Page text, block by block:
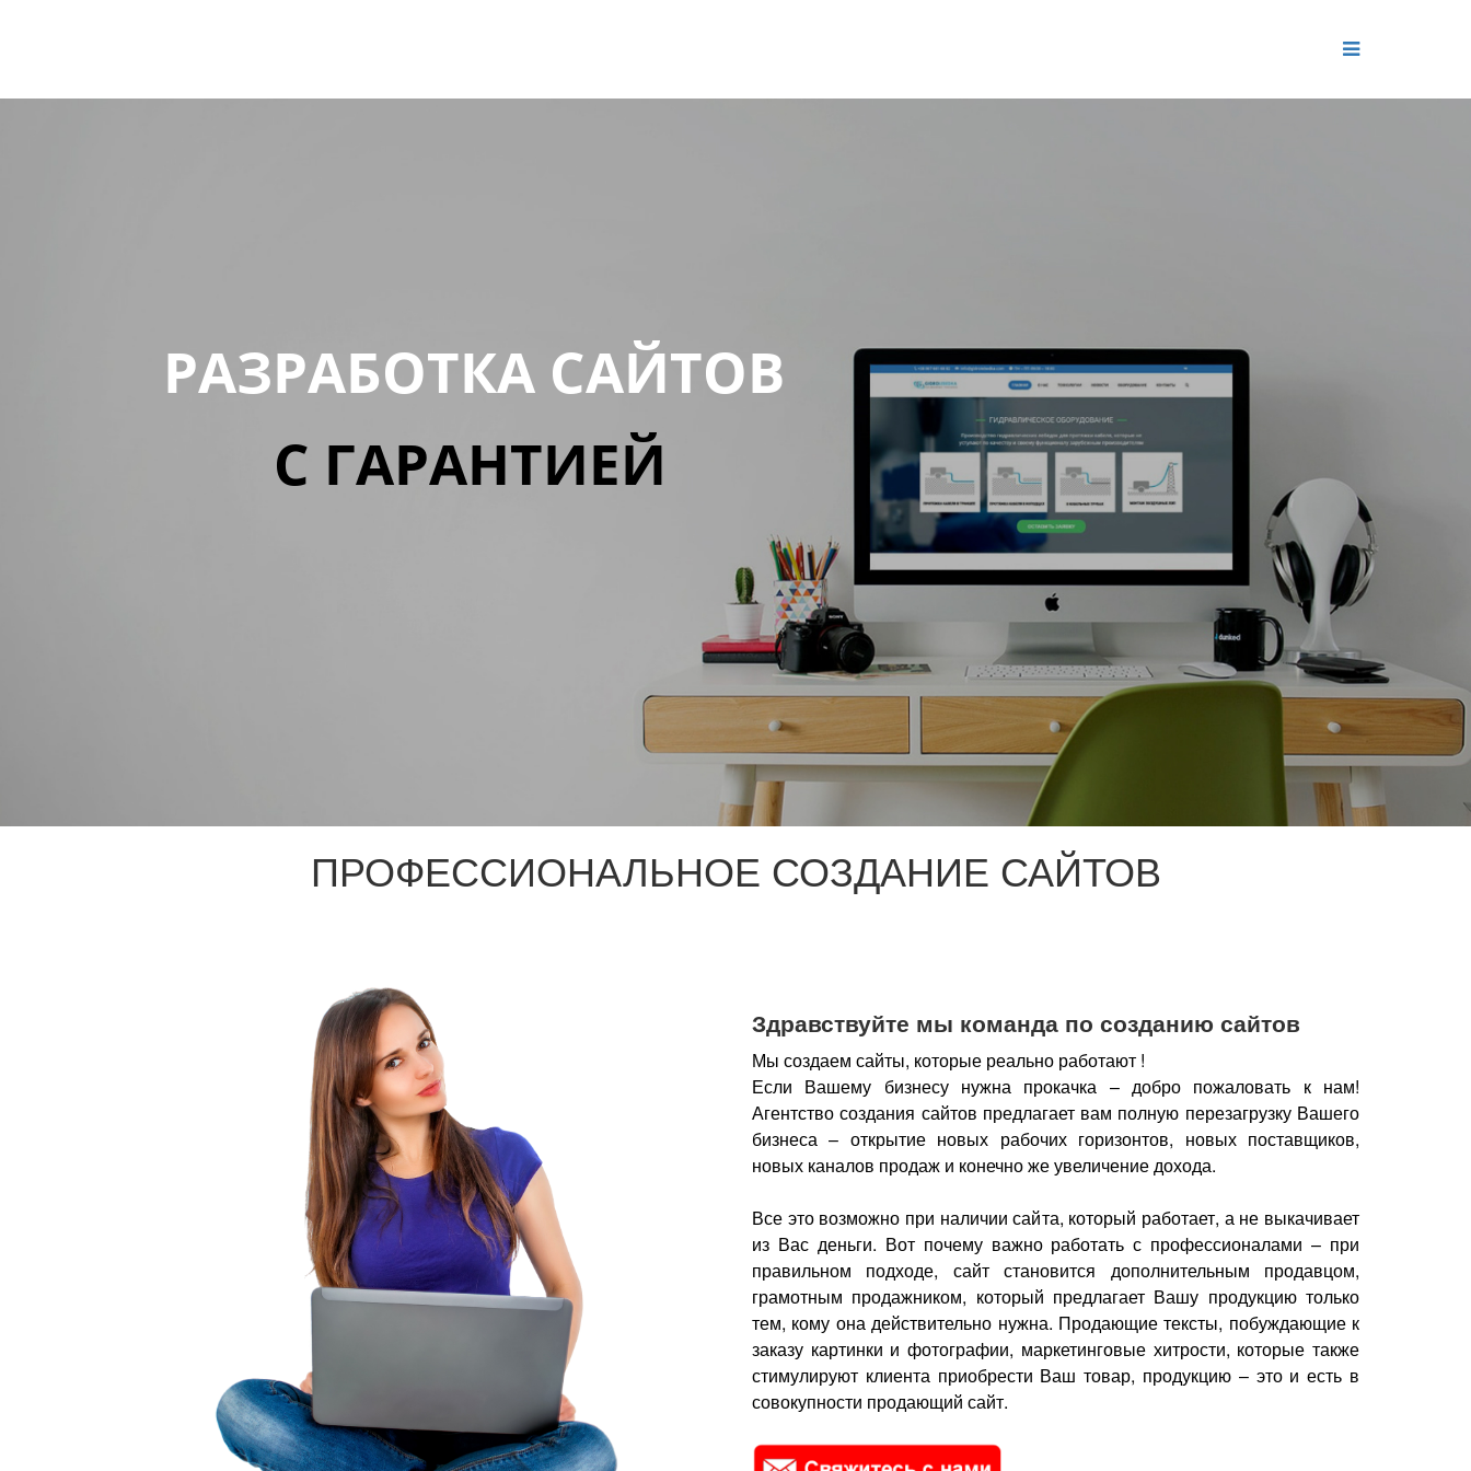
РАЗРАБОТКА САЙТОВ
С ГАРАНТИЕЙ
ПРОФЕССИОНАЛЬНОЕ СОЗДАНИЕ САЙТОВ
Здравствуйте мы команда по созданию сайтов
Мы создаем сайты, которые реально работают !
Если Вашему бизнесу нужна прокачка – добро пожаловать к нам!
Агентство создания сайтов предлагает вам полную перезагрузку Вашего
бизнеса – открытие новых рабочих горизонтов, новых поставщиков,
новых каналов продаж и конечно же увеличение дохода.
Все это возможно при наличии сайта, который работает, а не выкачивает
из Вас деньги. Вот почему важно работать с профессионалами – при
правильном подходе, сайт становится дополнительным продавцом,
грамотным продажником, который предлагает Вашу продукцию только
тем, кому она действительно нужна. Продающие тексты, побуждающие к
заказу картинки и фотографии, маркетинговые хитрости, которые также
стимулируют клиента приобрести Ваш товар, продукцию – это и есть в
совокупности продающий сайт.